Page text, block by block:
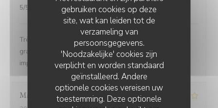
gebruiken cookies op deze
site, wat kan leiden tot de
verzameling van
persoonsgegevens.
'Noodzakelijke' cookies zijn
verplicht en worden standaard
geïnstalleerd. Andere
optionele cookies vereisen uw
toestemming. Deze optionele
5/5
Très agréable emplacement, nous avons mangé sur la
grande terrasse. La cuisine est bonne et le service
impeccable.
Mathieu